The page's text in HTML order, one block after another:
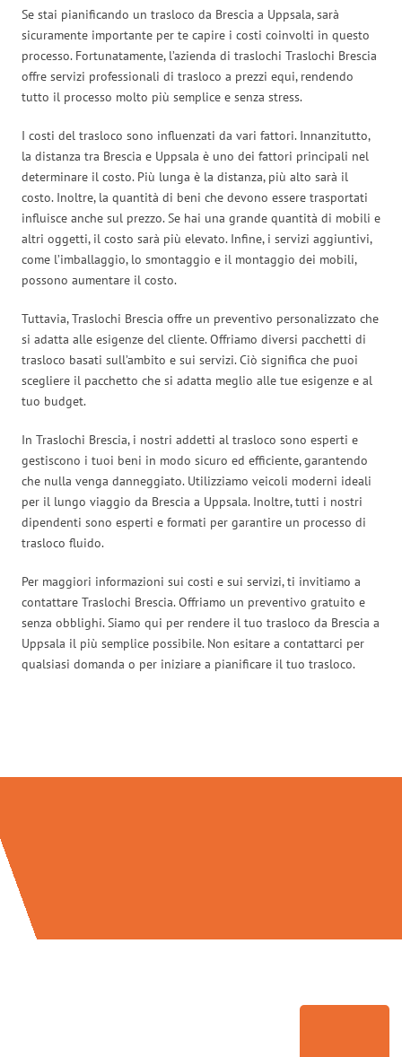
Se stai pianificando un trasloco da Brescia a Uppsala, sarà
sicuramente importante per te capire i costi coinvolti in questo
processo. Fortunatamente, l’azienda di traslochi Traslochi Brescia
offre servizi professionali di trasloco a prezzi equi, rendendo
tutto il processo molto più semplice e senza stress.
I costi del trasloco sono influenzati da vari fattori. Innanzitutto,
la distanza tra Brescia e Uppsala è uno dei fattori principali nel
determinare il costo. Più lunga è la distanza, più alto sarà il
costo. Inoltre, la quantità di beni che devono essere trasportati
influisce anche sul prezzo. Se hai una grande quantità di mobili e
altri oggetti, il costo sarà più elevato. Infine, i servizi aggiuntivi,
come l’imballaggio, lo smontaggio e il montaggio dei mobili,
possono aumentare il costo.
Tuttavia, Traslochi Brescia offre un preventivo personalizzato che
si adatta alle esigenze del cliente. Offriamo diversi pacchetti di
trasloco basati sull’ambito e sui servizi. Ciò significa che puoi
scegliere il pacchetto che si adatta meglio alle tue esigenze e al
tuo budget.
In Traslochi Brescia, i nostri addetti al trasloco sono esperti e
gestiscono i tuoi beni in modo sicuro ed efficiente, garantendo
che nulla venga danneggiato. Utilizziamo veicoli moderni ideali
per il lungo viaggio da Brescia a Uppsala. Inoltre, tutti i nostri
dipendenti sono esperti e formati per garantire un processo di
trasloco fluido.
Per maggiori informazioni sui costi e sui servizi, ti invitiamo a
contattare Traslochi Brescia. Offriamo un preventivo gratuito e
senza obblighi. Siamo qui per rendere il tuo trasloco da Brescia a
Uppsala il più semplice possibile. Non esitare a contattarci per
qualsiasi domanda o per iniziare a pianificare il tuo trasloco.